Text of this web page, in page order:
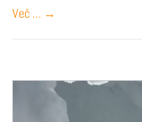
w
r
Več … →